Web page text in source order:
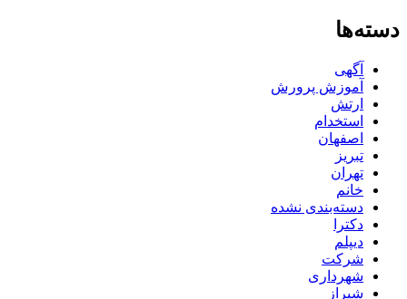
دسته‌ها
آگهی
آموزش پرورش
ارتش
استخدام
اصفهان
تبریز
تهران
خانم
دسته‌بندی نشده
دکترا
دیپلم
شرکت
شهرداری
شیراز